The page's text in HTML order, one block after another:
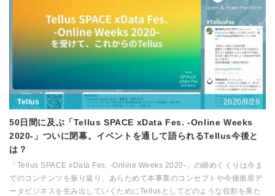
Tellus 2020/9/28
50日間に及ぶ「Tellus SPACE xData Fes. -Online Weeks
2020-」ついに閉幕。イベントを通して語られるTellus今後と
は？
「Tellus SPACE xData Fes. -Online Weeks 2020-」の締めくくりは今ま
でのコンテンツを振り返り、あらためて本事業のコンセプトや今後衛星デ
ータビジネスを生み出していくためにTellusとしてどのような役割を果た